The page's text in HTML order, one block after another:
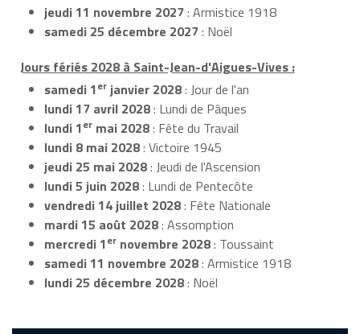
jeudi 11 novembre 2027: Armistice 1918
samedi 25 décembre 2027: Noël
Jours fériés 2028 à Saint-Jean-d'Aigues-Vives :
samedi 1er janvier 2028: Jour de l'an
lundi 17 avril 2028: Lundi de Pâques
lundi 1er mai 2028: Fête du Travail
lundi 8 mai 2028: Victoire 1945
jeudi 25 mai 2028: Jeudi de l'Ascension
lundi 5 juin 2028: Lundi de Pentecôte
vendredi 14 juillet 2028: Fête Nationale
mardi 15 août 2028: Assomption
mercredi 1er novembre 2028: Toussaint
samedi 11 novembre 2028: Armistice 1918
lundi 25 décembre 2028: Noël